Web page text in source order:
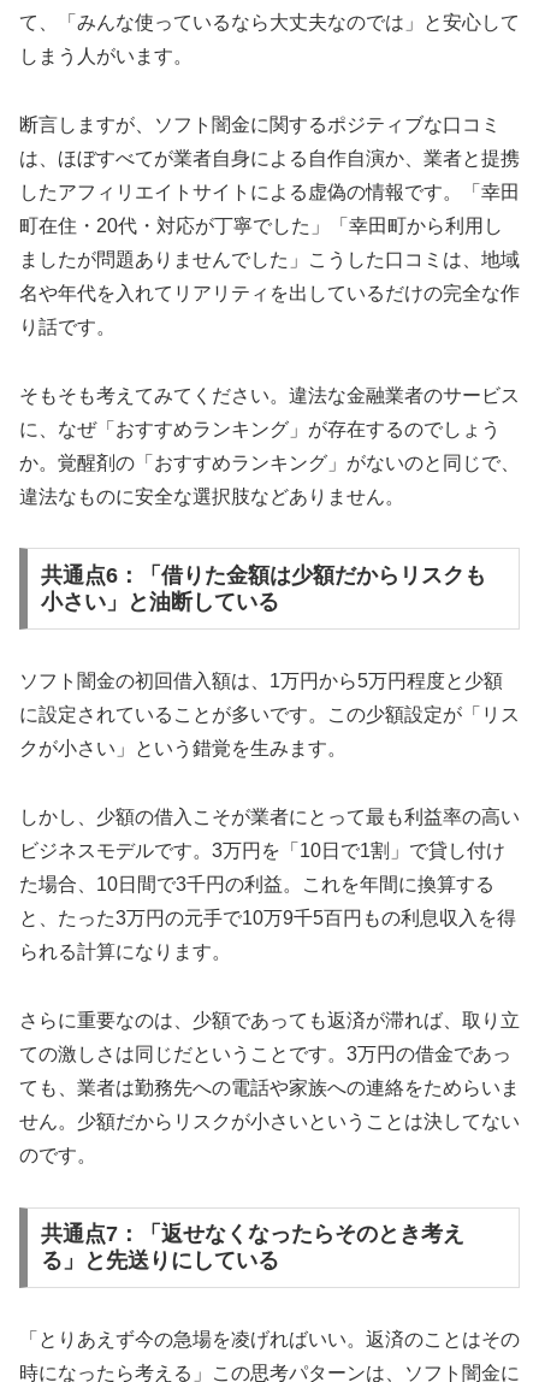
て、「みんな使っているなら大丈夫なのでは」と安心して
しまう人がいます。
断言しますが、ソフト闇金に関するポジティブな口コミ
は、ほぼすべてが業者自身による自作自演か、業者と提携
したアフィリエイトサイトによる虚偽の情報です。「幸田
町在住・20代・対応が丁寧でした」「幸田町から利用し
ましたが問題ありませんでした」こうした口コミは、地域
名や年代を入れてリアリティを出しているだけの完全な作
り話です。
そもそも考えてみてください。違法な金融業者のサービス
に、なぜ「おすすめランキング」が存在するのでしょう
か。覚醒剤の「おすすめランキング」がないのと同じで、
違法なものに安全な選択肢などありません。
共通点6：「借りた金額は少額だからリスクも
小さい」と油断している
ソフト闇金の初回借入額は、1万円から5万円程度と少額
に設定されていることが多いです。この少額設定が「リス
クが小さい」という錯覚を生みます。
しかし、少額の借入こそが業者にとって最も利益率の高い
ビジネスモデルです。3万円を「10日で1割」で貸し付け
た場合、10日間で3千円の利益。これを年間に換算する
と、たった3万円の元手で10万9千5百円もの利息収入を得
られる計算になります。
さらに重要なのは、少額であっても返済が滞れば、取り立
ての激しさは同じだということです。3万円の借金であっ
ても、業者は勤務先への電話や家族への連絡をためらいま
せん。少額だからリスクが小さいということは決してない
のです。
共通点7：「返せなくなったらそのとき考え
る」と先送りにしている
「とりあえず今の急場を凌げればいい。返済のことはその
時になったら考える」この思考パターンは、ソフト闇金に